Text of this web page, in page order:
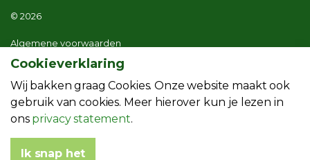
© 2026
Algemene voorwaarden
Privacy statement
Menuoverzicht website
Cookieverklaring
Wij bakken graag Cookies. Onze website maakt ook
gebruik van cookies. Meer hierover kun je lezen in
ons privacy statement.
Ik snap het